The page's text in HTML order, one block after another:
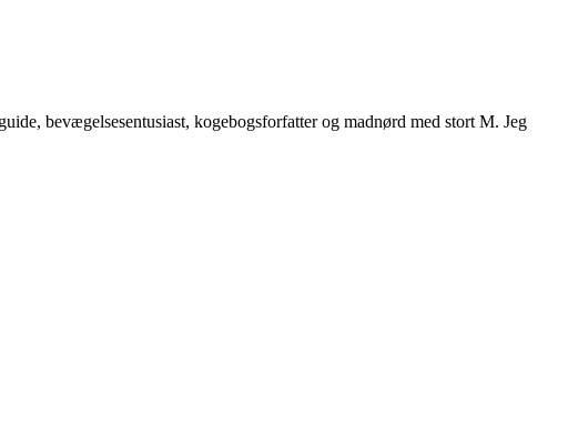
bevægelsesentusiast, kogebogsforfatter og madnørd med stort M. Jeg